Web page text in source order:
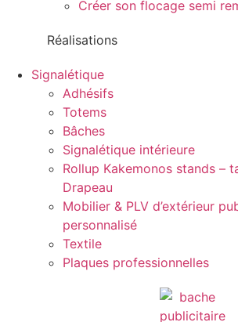
Créer son flocage semi
Réalisations
Signalétique
Adhésifs
Totems
Bâches
Signalétique intérieure
Rollup Kakemonos stands –
Drapeau
Mobilier & PLV d’extérieur
personnalisé
Textile
Plaques professionnelles